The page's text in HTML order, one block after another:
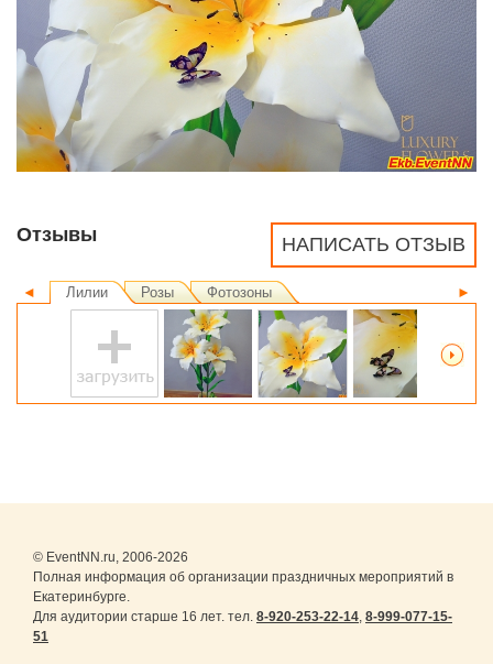
НАПИСАТЬ ОТЗЫВ
Отзывы
◄ ►
Лилии Розы Фотозоны
© EventNN.ru, 2006-2026
Полная информация об организации праздничных мероприятий в
Екатеринбурге.
Для аудитории старше 16 лет. тел. 8-920-253-22-14, 8-999-077-15-
51